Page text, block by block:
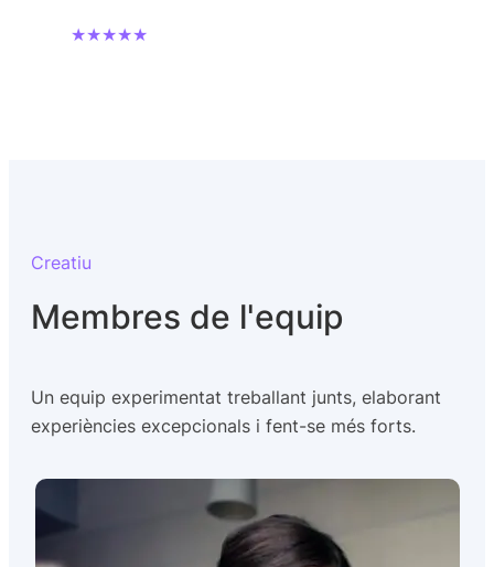
★★★★★
Creatiu
Membres de l'equip
Un equip experimentat treballant junts, elaborant
experiències excepcionals i fent-se més forts.